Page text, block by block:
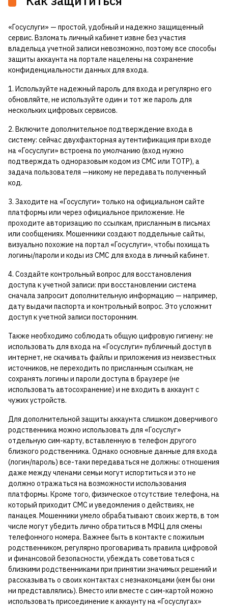
«Госуслуги» — простой, удобный и надежно защищенный
сервис. Взломать личный кабинет извне без участия
владельца учетной записи невозможно, поэтому все способы
защиты аккаунта на портале нацелены на сохранение
конфиденциальности данных для входа.
1. Используйте надежный пароль для входа и регулярно его
обновляйте, не используйте один и тот же пароль для
нескольких цифровых сервисов.
2. Включите дополнительное подтверждение входа в
систему: сейчас двухфакторная аутентификация при входе
на «Госуслуги» встроена по умолчанию (вход нужно
подтверждать одноразовым кодом из СМС или ТОТР), а
задача пользователя —никому не передавать полученный
код.
3. Заходите на «Госуслуги» только на официальном сайте
платформы или через официальное приложение. Не
проходите авторизацию по ссылкам, присланным в письмах
или сообщениях. Мошенники создают поддельные сайты,
визуально похожие на портал «Госуслуги», чтобы похищать
логины/пароли и коды из СМС для входа в личный кабинет.
4. Создайте контрольный вопрос для восстановления
доступа к учетной записи: при восстановлении система
сначала запросит дополнительную информацию — например,
дату выдачи паспорта и контрольный вопрос. Это усложнит
доступ к учетной записи посторонним.
Также необходимо соблюдать общую цифровую гигиену: не
использовать для входа на «Госуслуги» публичный доступ в
интернет, не скачивать файлы и приложения из неизвестных
источников, не переходить по присланным ссылкам, не
сохранять логины и пароли доступа в браузере (не
использовать автосохранение) и не входить в аккаунт с
чужих устройств.
Для дополнительной защиты аккаунта слишком доверчивого
родственника можно использовать для «Госуслуг»
отдельную сим-карту, вставленную в телефон другого
близкого родственника. Однако основные данные для входа
(логин/пароль) все-таки передаваться не должны: отношения
даже между членами семьи могут испортиться и это не
должно отражаться на возможности использования
платформы. Кроме того, физическое отсутствие телефона, на
который приходит СМС и уведомления о действиях, не
панацея. Мошенники умело обрабатывают своих жертв, в том
числе могут убедить лично обратиться в МФЦ для смены
телефонного номера. Важнее быть в контакте с пожилым
родственником, регулярно проговаривать правила цифровой
и финансовой безопасности, убеждать советоваться с
близкими родственниками при принятии значимых решений и
рассказывать о своих контактах с незнакомцами (кем бы они
ни представлялись). Вместо или вместе с сим-картой можно
использовать присоединение к аккаунту на «Госуслугах»